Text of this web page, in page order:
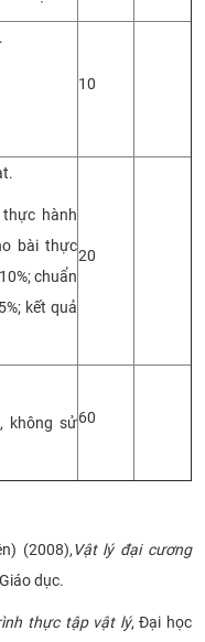
.
10
thực hành
bài thực
chuẩn
%; kết quả
20
không sử60
(2008),Vật lý đại cương
Giáo dục.
thực tập vật lý, Đại học